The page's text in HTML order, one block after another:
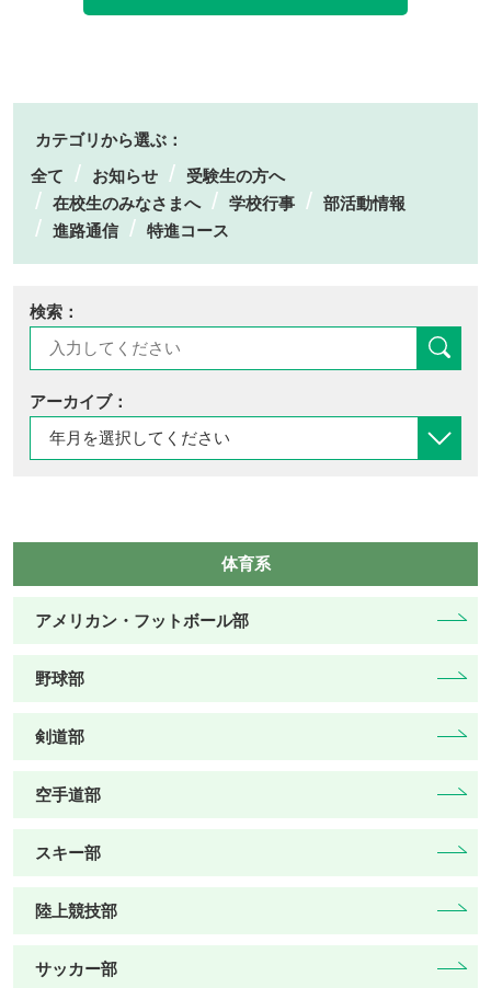
カテゴリから選ぶ：
全て
お知らせ
受験生の方へ
在校生のみなさまへ
学校行事
部活動情報
進路通信
特進コース
検索：
アーカイブ：
体育系
アメリカン・フットボール部
野球部
剣道部
空手道部
スキー部
陸上競技部
サッカー部